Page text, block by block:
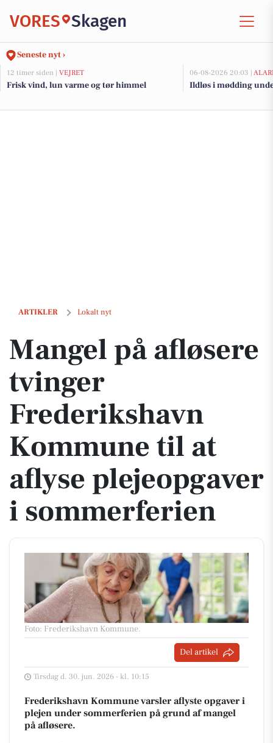
VORES Skagen
Seneste nyt ›
12 timer siden | VEJRET
Frisk vind, lun varme og tør himmel
06-08-2026 20:03 |
Ildløs i mødding
ARTIKLER Lokalt nyt
Mangel på afløsere tvinger Frederikshavn Kommune til at aflyse
Mangel på afløsere
tvinger
Frederikshavn
Kommune til at
aflyse plejeopgaver
i sommerferien
Foto: Frederikshavn Kommune.
Del artikel
Tirsdag d. 30. jun. 2026 - kl. 10:15
Frederikshavn Kommune varsler aflyste opgaver i
plejen under sommerferien på grund af mangel
på afløsere.